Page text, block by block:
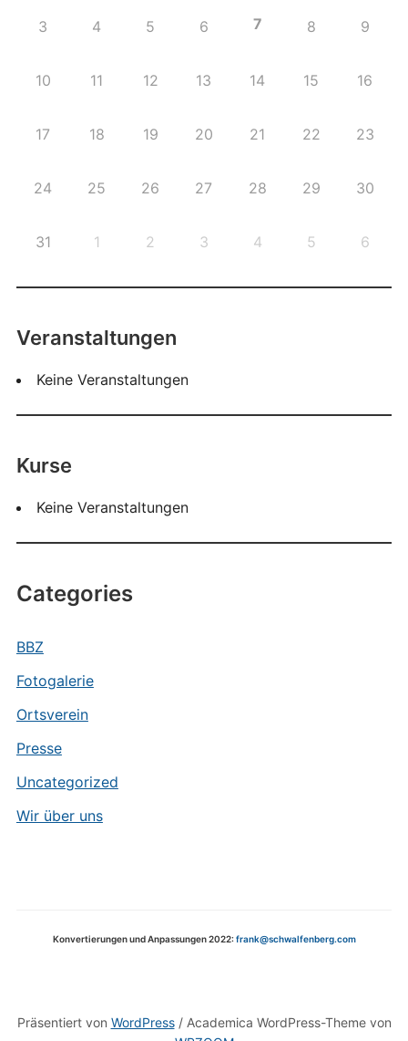
3 4 5 6 7 8 9
10 11 12 13 14 15 16
17 18 19 20 21 22 23
24 25 26 27 28 29 30
31 1 2 3 4 5 6
Veranstaltungen
Keine Veranstaltungen
Kurse
Keine Veranstaltungen
Categories
BBZ
Fotogalerie
Ortsverein
Presse
Uncategorized
Wir über uns
Konvertierungen und Anpassungen 2022:frank@schwalfenberg.com
Präsentiert von WordPress/ Academica WordPress-Theme von